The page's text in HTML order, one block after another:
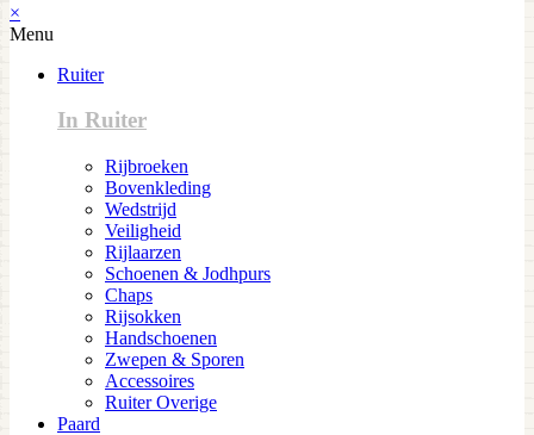
×
Menu
Ruiter
In Ruiter
Rijbroeken
Bovenkleding
Wedstrijd
Veiligheid
Rijlaarzen
Schoenen & Jodhpurs
Chaps
Rijsokken
Handschoenen
Zwepen & Sporen
Accessoires
Ruiter Overige
Paard